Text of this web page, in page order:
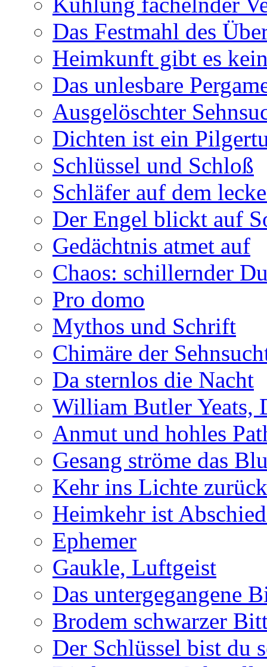
Das Festmahl des
Heimkunft gibt es
Das unlesbare
Ausgelöschter
Dichten ist ein
Schlüssel und Schloß
Schläfer auf dem
Der Engel blickt auf
Gedächtnis atmet auf
Chaos: schillernder
Pro domo
Mythos und Schrift
Chimäre der
Da sternlos die Nacht
William Butler Yeats,
Anmut und hohles
Gesang ströme das
Kehr ins Lichte zurück
Heimkehr ist
Ephemer
Gaukle, Luftgeist
Das untergegangene
Brodem schwarzer
Der Schlüssel bist du